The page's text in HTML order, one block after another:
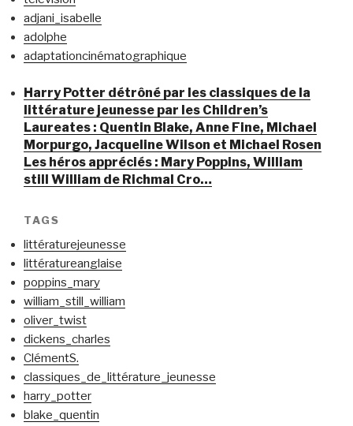
adjani_isabelle
adolphe
adaptationcinématographique
Harry Potter détrôné par les classiques de la
littérature jeunesse par les Children’s
Laureates : Quentin Blake, Anne Fine, Michael
Morpurgo, Jacqueline Wilson et Michael Rosen
Les héros appréciés : Mary Poppins, William
still William de Richmal Cro…
TAGS
littératurejeunesse
littératureanglaise
poppins_mary
william_still_william
oliver_twist
dickens_charles
ClémentS.
classiques_de_littérature_jeunesse
harry_potter
blake_quentin